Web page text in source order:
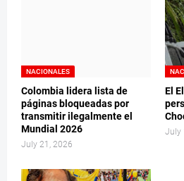
NACIONALES
Colombia lidera lista de
páginas bloqueadas por
transmitir ilegalmente el
Mundial 2026
July 21, 2026
El
July